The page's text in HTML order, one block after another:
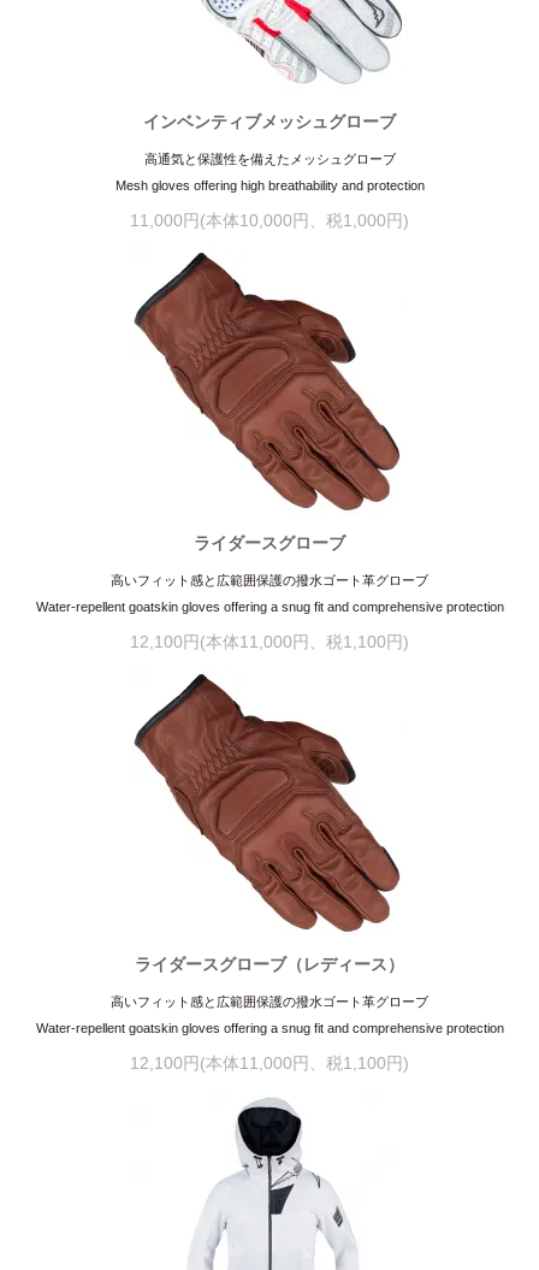
インベンティブメッシュグローブ
高通気と保護性を備えたメッシュグローブ
Mesh gloves offering high breathability and protection
11,000円(本体10,000円、税1,000円)
ライダースグローブ
高いフィット感と広範囲保護の撥水ゴート革グローブ
Water-repellent goatskin gloves offering a snug fit and comprehensive protection
12,100円(本体11,000円、税1,100円)
ライダースグローブ（レディース）
高いフィット感と広範囲保護の撥水ゴート革グローブ
Water-repellent goatskin gloves offering a snug fit and comprehensive protection
12,100円(本体11,000円、税1,100円)